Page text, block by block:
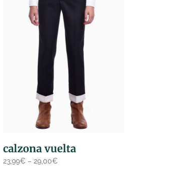
calzona vuelta
23,99€ – 29,00€